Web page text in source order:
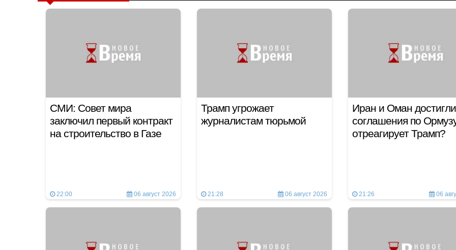
СМИ: Совет мира
заключил первый контракт
на строительство в Газе
22:00 06 август 2026
Трамп угрожает
журналистам тюрьмой
21:28 06 август 2026
Иран и Оман достигли
соглашения по
отреагирует Трамп?
21:26 06